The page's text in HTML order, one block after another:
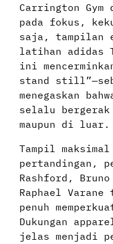
Carrington Gym
pada fokus,
saja, tampilan
latihan adidas
ini
stand
menegaskan
selalu
maupun di luar.
Tampil
pertandingan,
Rashford,
Raphael
penuh
Dukungan
jelas menjadi